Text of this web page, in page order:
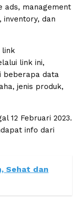
ads, management
inventory, dan
link
link ini,
beberapa data
jenis produk,
12 Februari 2023.
info dari
Sehat dan